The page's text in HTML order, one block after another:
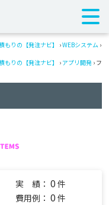
りの【発注ナビ】 ›WEBシステム ›
りの【発注ナビ】
› アプリ開発 › フ
実 績： 0 件
費用例： 0 件